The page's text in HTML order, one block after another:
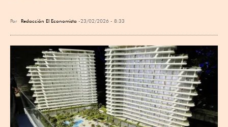
Por Redacción El Economista 23/02/2026 - 8:33